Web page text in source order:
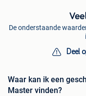
De onderstaande
Deel
Waar kan ik een
Master vinden?